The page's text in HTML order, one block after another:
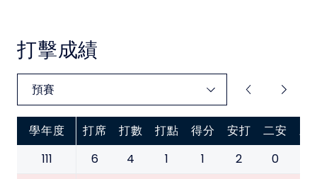
打擊成績
學年度 打席 打數 打點 得分 安打 二安 三
111 6 4 1 1 2 0